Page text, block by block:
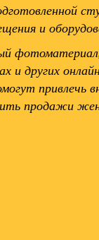
и
и других
привлечь
продажи